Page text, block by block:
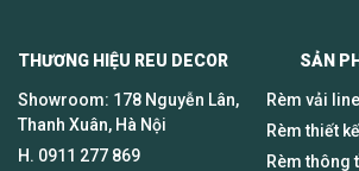
THƯƠNG HIỆU REU DECOR SẢN
Showroom: 178 Nguyễn Lân,
Thanh Xuân, Hà Nội
H. 0911 277 869
Rèm vải
Rèm thiết
Rèm thông